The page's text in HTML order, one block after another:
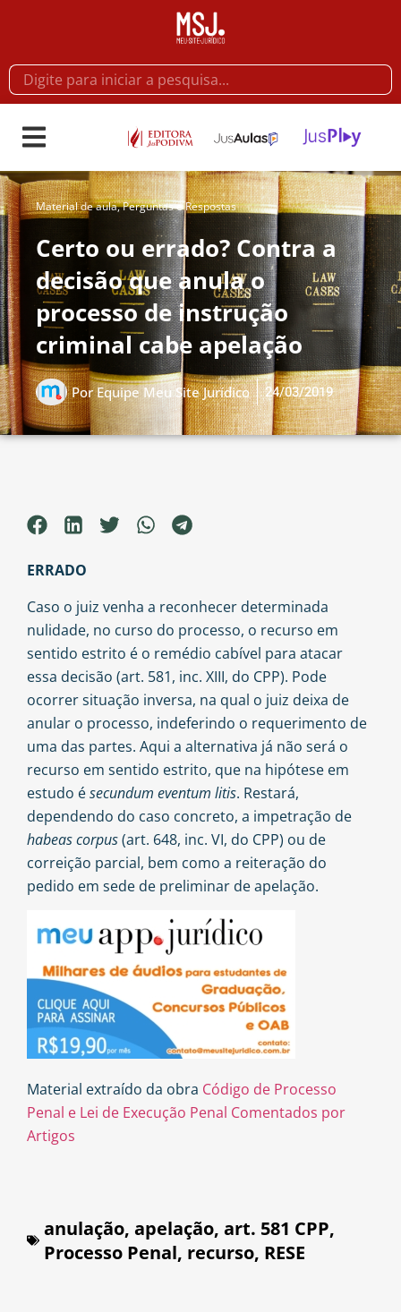
Material de aula,Perguntas e Respostas
Certo ou errado? Contra a
decisão que anula o
processo de instrução
criminal cabe apelação
PorEquipe Meu Site Jurídico 24/03/2019
ERRADO
Caso o juiz venha a reconhecer determinada
nulidade, no curso do processo, o recurso em
sentido estrito é o remédio cabível para atacar
essa decisão (art. 581, inc. XIII, do CPP). Pode
ocorrer situação inversa, na qual o juiz deixa de
anular o processo, indeferindo o requerimento de
uma das partes. Aqui a alternativa já não será o
recurso em sentido estrito, que na hipótese em
estudo ésecundum eventum litis. Restará,
dependendo do caso concreto, a impetração de
habeas corpus(art. 648, inc. VI, do CPP) ou de
correição parcial, bem como a reiteração do
pedido em sede de preliminar de apelação.
Material extraído da obra Código de Processo
Penal e Lei de Execução Penal Comentados por
Artigos
anulação, apelação, art. 581 CPP,
Processo Penal, recurso, RESE